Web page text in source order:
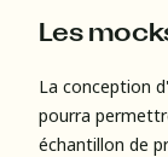
Les
La conception
pourra
échantillon de